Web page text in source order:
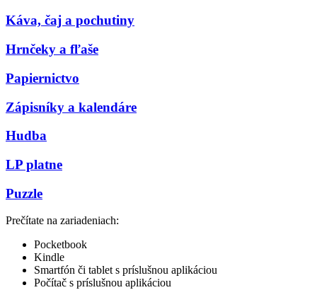
Káva, čaj a pochutiny
Hrnčeky a fľaše
Papiernictvo
Zápisníky a kalendáre
Hudba
LP platne
Puzzle
Prečítate na zariadeniach:
Pocketbook
Kindle
Smartfón či tablet s príslušnou aplikáciou
Počítač s príslušnou aplikáciou